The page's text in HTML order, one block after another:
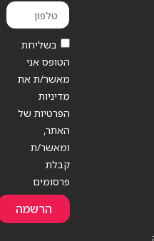
בשליחת
הטופס אני
מאשר/ת את
מדיניות
הפרטיות של
האתר,
ומאשר/ת
קבלת
פרסומים
הרשמה